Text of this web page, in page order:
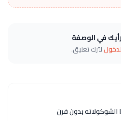
في الوصفة
لترك تعليق.
الشوكولاته بدون فرن